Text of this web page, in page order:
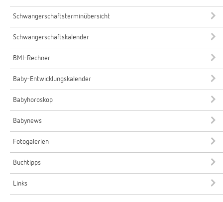
Schwangerschaftsterminübersicht
Schwangerschaftskalender
BMI-Rechner
Baby-Entwicklungskalender
Babyhoroskop
Babynews
Fotogalerien
Buchtipps
Links